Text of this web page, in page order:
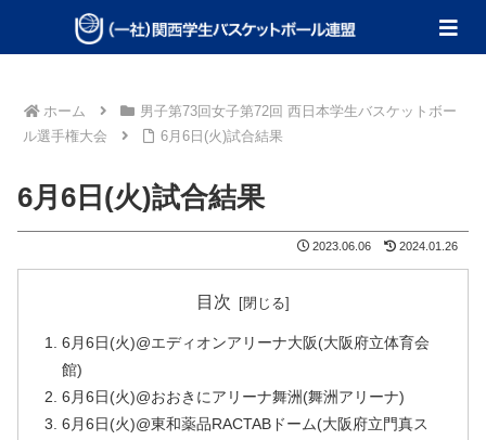
ホーム
男子第73回女子第72回 西日本学生バスケットボー
ル選手権大会
6月6日(火)試合結果
6月6日(火)試合結果
2023.06.06 2024.01.26
目次
6月6日(火)@エディオンアリーナ大阪(大阪府立体育会
館)
6月6日(火)@おおきにアリーナ舞洲(舞洲アリーナ)
6月6日(火)@東和薬品RACTABドーム(大阪府立門真ス